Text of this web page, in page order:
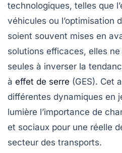
technologiques, telles que
véhicules ou l’optimisation
soient souvent mises en
solutions efficaces, elles
seules à inverser la
à effet de serre (GES). Cet
différentes dynamiques en
lumière l’importance de
et sociaux pour une réelle
secteur des transports.